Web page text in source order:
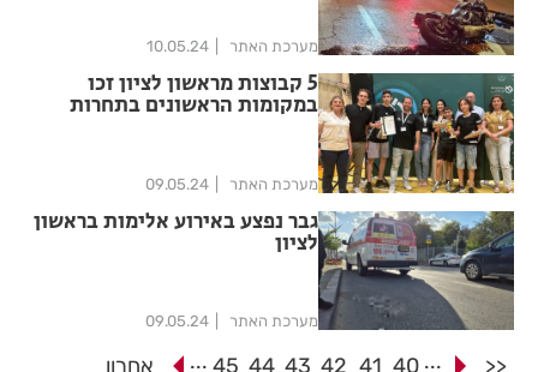
מערכת האתר 10.05.24
5 קבוצות מראשון לציון זכו
במקומות הראשונים בתחרות
מערכת האתר 09.05.24
גבר נפצע באירוע אלימות בראשון
לציון
מערכת האתר 09.05.24
<<
...
40
41
42
43
44
45
... אחרון